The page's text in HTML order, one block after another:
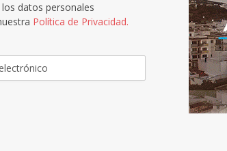
datos personales
Política de Privacidad.